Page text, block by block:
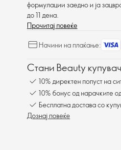
формулации заедно и ја
до 11 дена.
Прочитај повеќе
Начини на плаќање:
Стани Beauty
10% директен попуст на
10% бонус од нарачките
Бесплатна достава со
Дознај повеќе